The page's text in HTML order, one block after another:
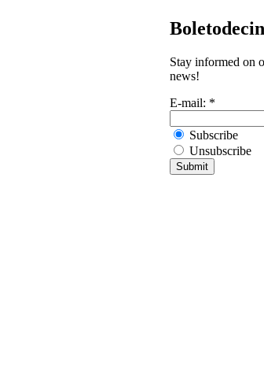
Stay informed on
news!
E-mail: *
Subscribe
Unsubscribe